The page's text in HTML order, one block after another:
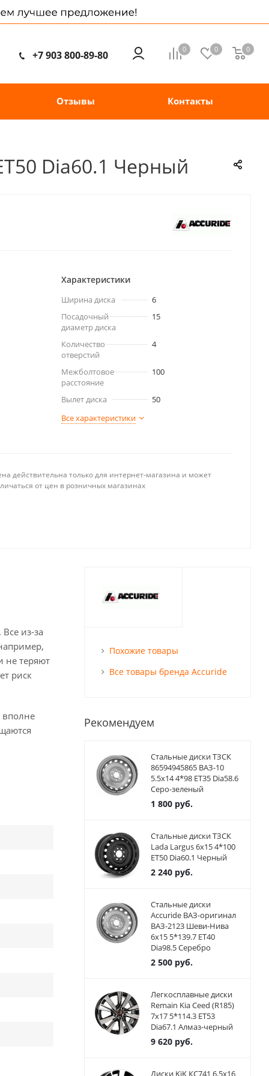
0 0 0
+7 903 800-89-80
Отзывы Контакты
Dia60.1 Черный
Характеристики
Ширина диска
6
Посадочный
диаметр диска
15
Количество
отверстий
4
Межболтовое
расстояние
100
Вылет диска
50
Все характеристики
действительна только для интернет-магазина и может
от цен в розничных магазинах
из-за
не теряют
риск
Похожие товары
Все товары бренда Accuride
Рекомендуем
Стальные диски ТЗСК
86594945865 ВАЗ-10
5.5x14 4*98 ET35 Dia58.6
Серо-зеленый
1 800руб.
Стальные диски ТЗСК
Lada Largus 6x15 4*100
ET50 Dia60.1 Черный
2 240руб.
Стальные диски
Accuride ВАЗ-оригинал
ВАЗ-2123 Шеви-Нива
6x15 5*139.7 ET40
Dia98.5 Серебро
2 500руб.
Легкосплавные диски
Remain Kia Ceed (R185)
7x17 5*114.3 ET53
Dia67.1 Алмаз-черный
9 620руб.
Диски KiK КС741 6.5x16